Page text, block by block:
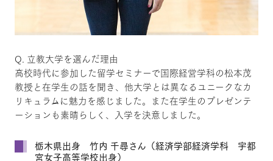
Q. 立教大学を選んだ理由
高校時代に参加した留学セミナーで国際経営学科の松本茂
教授と在学生の話を聞き、他大学とは異なるユニークなカ
リキュラムに魅力を感じました。また在学生のプレゼンテ
ーションも素晴らしく、入学を決意しました。
栃木県出身 竹内 千尋さん（経済学部経済学科 宇都
宮女子高等学校出身）